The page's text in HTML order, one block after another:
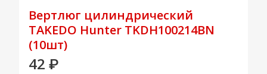
Вертлюг цилиндрический
TAKEDO Hunter TKDH100214BN
(10шт)
42 ₽